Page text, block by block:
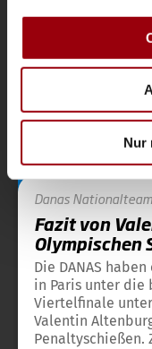
soziale Medien,
Partner führen
weiteren Daten
haben oder die sie
Nur
Danas
Fazit von
Olympischen
Die DANAS
in Paris unter die
Viertelfinale
Valentin
Penaltyschießen.